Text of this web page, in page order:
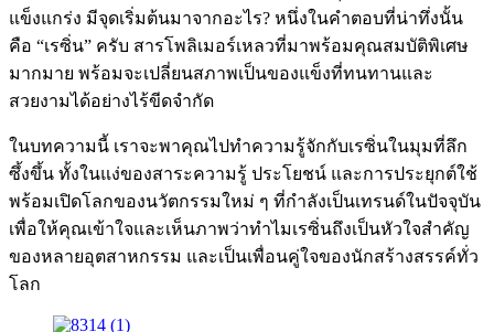
แข็งแกร่ง มีจุดเริ่มต้นมาจากอะไร? หนึ่งในคำตอบที่น่าทึ่งนั้น
คือ “เรซิ่น” ครับ สารโพลิเมอร์เหลวที่มาพร้อมคุณสมบัติพิเศษ
มากมาย พร้อมจะเปลี่ยนสภาพเป็นของแข็งที่ทนทานและ
สวยงามได้อย่างไร้ขีดจำกัด
ในบทความนี้ เราจะพาคุณไปทำความรู้จักกับเรซิ่นในมุมที่ลึก
ซึ้งขึ้น ทั้งในแง่ของสาระความรู้ ประโยชน์ และการประยุกต์ใช้
พร้อมเปิดโลกของนวัตกรรมใหม่ ๆ ที่กำลังเป็นเทรนด์ในปัจจุบัน
เพื่อให้คุณเข้าใจและเห็นภาพว่าทำไมเรซิ่นถึงเป็นหัวใจสำคัญ
ของหลายอุตสาหกรรม และเป็นเพื่อนคู่ใจของนักสร้างสรรค์ทั่ว
โลก